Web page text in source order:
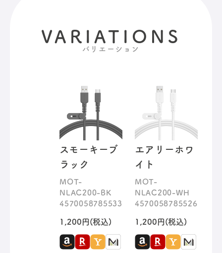
VARIATIONS
バリエーション
スモーキーブ
ラック
MOT-
NLAC200-BK
4570058785533
1,200円(税込)
エアリーホワ
イト
MOT-
NLAC200-WH
4570058785526
1,200円(税込)